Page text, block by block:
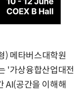
) 메타버스대학원
'가상융합산업대전
AI(공간을 이해해